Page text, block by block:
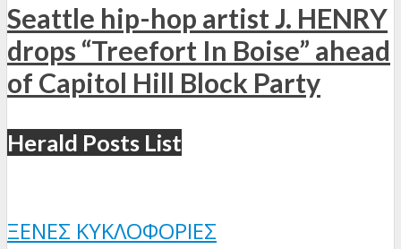
Seattle hip-hop artist J. HENRY
drops “Treefort In Boise” ahead
of Capitol Hill Block Party
Herald Posts List
ΞΈΝΕΣ ΚΥΚΛΟΦΟΡΊΕΣ